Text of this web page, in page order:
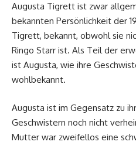
Augusta Tigrett ist zwar
bekannten Persönlichkeit der
Tigrett, bekannt, obwohl sie
Ringo Starr ist. Als Teil der
ist Augusta, wie ihre
wohlbekannt.
Augusta ist im Gegensatz zu
Geschwistern noch nicht
Mutter war zweifellos eine